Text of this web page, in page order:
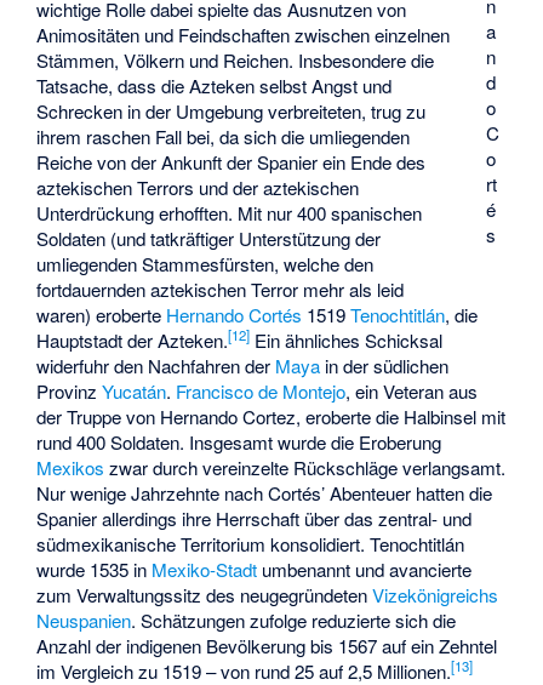
n
a
n
d
o
C
o
rt
é
s
wichtige Rolle dabei spielte das Ausnutzen von
Animositäten und Feindschaften zwischen einzelnen
Stämmen, Völkern und Reichen. Insbesondere die
Tatsache, dass die Azteken selbst Angst und
Schrecken in der Umgebung verbreiteten, trug zu
ihrem raschen Fall bei, da sich die umliegenden
Reiche von der Ankunft der Spanier ein Ende des
aztekischen Terrors und der aztekischen
Unterdrückung erhofften. Mit nur 400 spanischen
Soldaten (und tatkräftiger Unterstützung der
umliegenden Stammesfürsten, welche den
fortdauernden aztekischen Terror mehr als leid
waren) eroberte Hernando Cortés 1519Tenochtitlán, die
Hauptstadt der Azteken.[12] Ein ähnliches Schicksal
widerfuhr den Nachfahren der Maya in der südlichen
ProvinzYucatán. Francisco de Montejo, ein Veteran aus
der Truppe von Hernando Cortez, eroberte die Halbinsel mit
rund 400 Soldaten. Insgesamt wurde die Eroberung
Mexikos zwar durch vereinzelte Rückschläge verlangsamt.
Nur wenige Jahrzehnte nach Cortés’ Abenteuer hatten die
Spanier allerdings ihre Herrschaft über das zentral- und
südmexikanische Territorium konsolidiert. Tenochtitlán
wurde 1535 in Mexiko-Stadt umbenannt und avancierte
zum Verwaltungssitz des neugegründetenVizekönigreichs
Neuspanien. Schätzungen zufolge reduzierte sich die
Anzahl der indigenen Bevölkerung bis 1567 auf ein Zehntel
im Vergleich zu 1519 – von rund 25 auf 2,5 Millionen.[13]